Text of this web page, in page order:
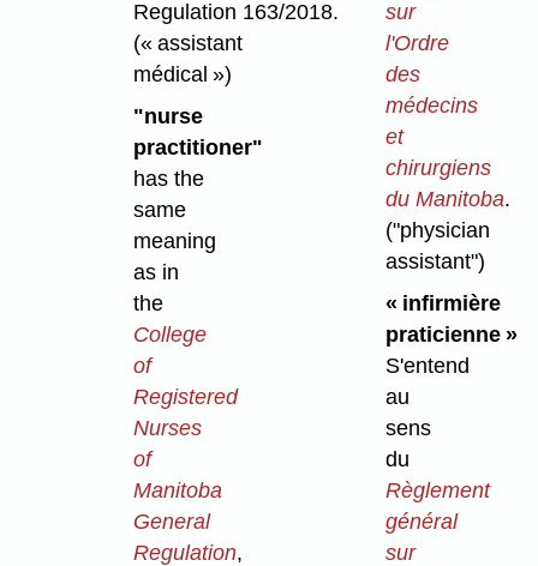
Regulation 163/2018.
(« assistant
médical »)
"nurse
practitioner"
has the
same
meaning
as in
the
College
of
Registered
Nurses
of
Manitoba
General
Regulation,
sur
l'Ordre
des
médecins
et
chirurgiens
du Manitoba.
("physician
assistant")
« infirmière
praticienne »
S'entend
au
sens
du
Règlement
général
sur